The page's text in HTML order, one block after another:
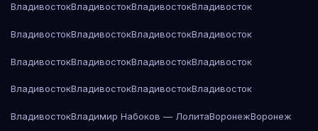
ВладивостокВладивостокВладивостокВладивосток
ВладивостокВладивостокВладивостокВладивосток
ВладивостокВладивостокВладивостокВладивосток
ВладивостокВладивостокВладивостокВладивосток
ВладивостокВладимир Набоков — ЛолитаВоронежВоронеж